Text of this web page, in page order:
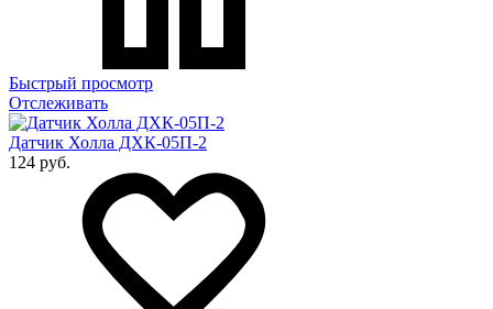
Быстрый просмотр
Отслеживать
Датчик Холла ДХК-05П-2
124 руб.